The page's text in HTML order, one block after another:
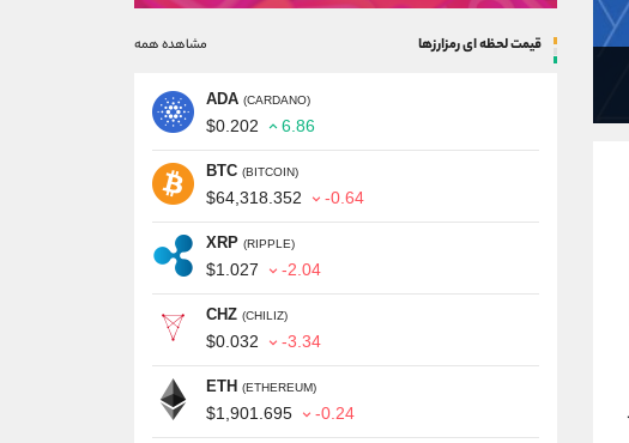
قیمت لحظه ای رمزارزها مشاهده همه
ADA (CARDANO)
$0.202 6.86
BTC (BITCOIN)
$64,318.352 -0.64
XRP (RIPPLE)
$1.027 -2.04
CHZ (CHILIZ)
$0.032 -3.34
ETH (ETHEREUM)
$1,901.695 -0.24